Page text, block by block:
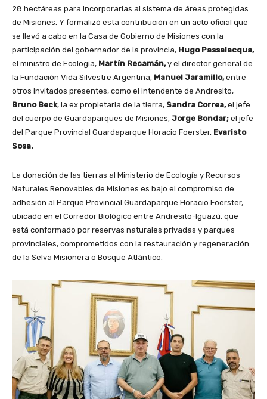
28 hectáreas para incorporarlas al sistema de áreas protegidas
de Misiones. Y formalizó esta contribución en un acto oficial que
se llevó a cabo en la Casa de Gobierno de Misiones con la
participación del gobernador de la provincia, Hugo Passalacqua,
el ministro de Ecología, Martín Recamán,y el director general de
la Fundación Vida Silvestre Argentina, Manuel Jaramillo,entre
otros invitados presentes, como el intendente de Andresito,
Bruno Beck, la ex propietaria de la tierra, Sandra Correa,el jefe
del cuerpo de Guardaparques de Misiones, Jorge Bondar; el jefe
del Parque Provincial Guardaparque Horacio Foerster, Evaristo
Sosa.
La donación de las tierras al Ministerio de Ecología y Recursos
Naturales Renovables de Misiones es bajo el compromiso de
adhesión al Parque Provincial Guardaparque Horacio Foerster,
ubicado en el Corredor Biológico entre Andresito-Iguazú, que
está conformado por reservas naturales privadas y parques
provinciales, comprometidos con la restauración y regeneración
de la Selva Misionera o Bosque Atlántico.